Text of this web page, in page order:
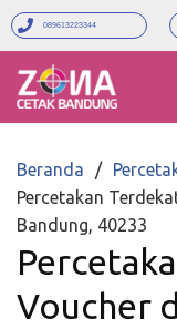
089613223344
Beranda
Percetakan
Bandung, 40233
Voucher